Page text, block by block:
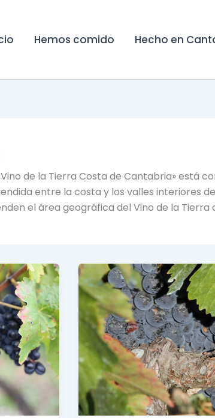
Hemos comido Hecho en
de la Tierra Costa de Cantabria» está
entre la costa y los valles interiores
el área geográfica del Vino de la Tierra